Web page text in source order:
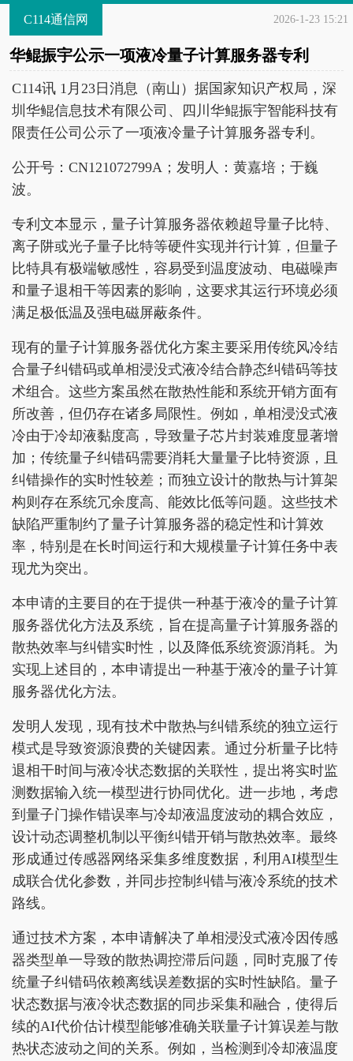
C114通信网 2026-1-23 15:21
华鲲振宇公示一项液冷量子计算服务器专利
C114讯 1月23日消息（南山）据国家知识产权局，深
圳华鲲信息技术有限公司、四川华鲲振宇智能科技有
限责任公司公示了一项液冷量子计算服务器专利。
公开号：CN121072799A；发明人：黄嘉培；于巍
波。
专利文本显示，量子计算服务器依赖超导量子比特、
离子阱或光子量子比特等硬件实现并行计算，但量子
比特具有极端敏感性，容易受到温度波动、电磁噪声
和量子退相干等因素的影响，这要求其运行环境必须
满足极低温及强电磁屏蔽条件。
现有的量子计算服务器优化方案主要采用传统风冷结
合量子纠错码或单相浸没式液冷结合静态纠错码等技
术组合。这些方案虽然在散热性能和系统开销方面有
所改善，但仍存在诸多局限性。例如，单相浸没式液
冷由于冷却液黏度高，导致量子芯片封装难度显著增
加；传统量子纠错码需要消耗大量量子比特资源，且
纠错操作的实时性较差；而独立设计的散热与计算架
构则存在系统冗余度高、能效比低等问题。这些技术
缺陷严重制约了量子计算服务器的稳定性和计算效
率，特别是在长时间运行和大规模量子计算任务中表
现尤为突出。
本申请的主要目的在于提供一种基于液冷的量子计算
服务器优化方法及系统，旨在提高量子计算服务器的
散热效率与纠错实时性，以及降低系统资源消耗。为
实现上述目的，本申请提出一种基于液冷的量子计算
服务器优化方法。
发明人发现，现有技术中散热与纠错系统的独立运行
模式是导致资源浪费的关键因素。通过分析量子比特
退相干时间与液冷状态数据的关联性，提出将实时监
测数据输入统一模型进行协同优化。进一步地，考虑
到量子门操作错误率与冷却液温度波动的耦合效应，
设计动态调整机制以平衡纠错开销与散热效率。最终
形成通过传感器网络采集多维度数据，利用AI模型生
成联合优化参数，并同步控制纠错与液冷系统的技术
路线。
通过技术方案，本申请解决了单相浸没式液冷因传感
器类型单一导致的散热调控滞后问题，同时克服了传
统量子纠错码依赖离线误差数据的实时性缺陷。量子
状态数据与液冷状态数据的同步采集和融合，使得后
续的AI代价估计模型能够准确关联量子计算误差与散
热状态波动之间的关系。例如，当检测到冷却液温度